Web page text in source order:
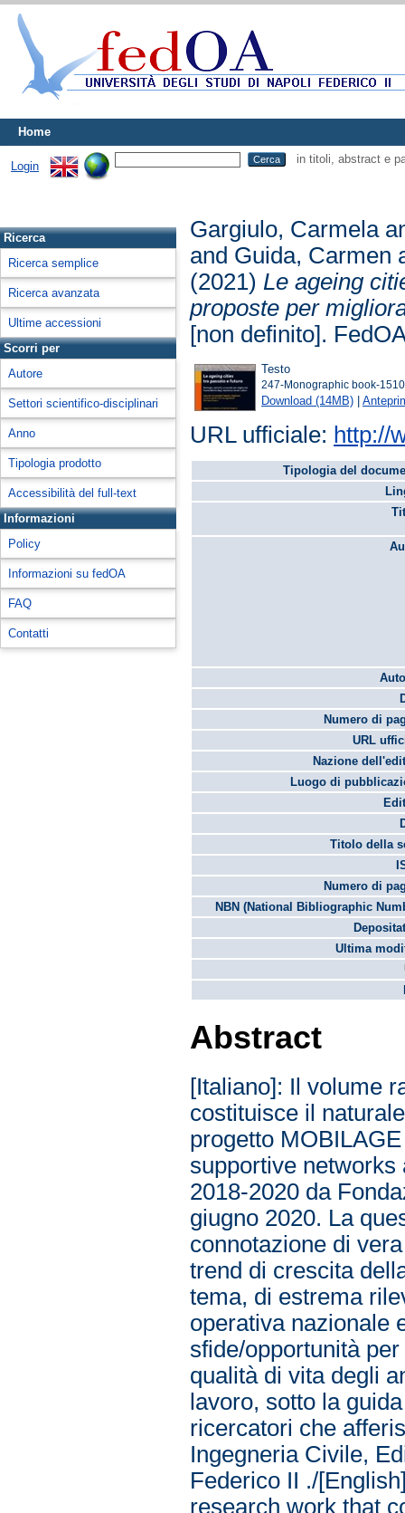
Home
Login
in titoli, abstract e
Ricerca
Ricerca semplice
Ricerca avanzata
Ultime accessioni
Scorri per
Autore
Settori scientifico-disciplinari
Anno
Tipologia prodotto
Accessibilità del full-text
Informazioni
Policy
Informazioni su fedOA
FAQ
Contatti
Gargiulo, Carmela
and Guida, Carmen
(2021) Le ageing
proposte per
[non definito].
Testo
247-Monographic book-
Download (14MB) |
URL ufficiale: http://
Tipologia del
Numero di
URL
Nazione
Luogo di
Titolo della
Numero di
NBN (National Bibliographic
Ultima
Abstract
[Italiano]: Il volume
costituisce il
progetto
supportive networks
2018-2020 da
giugno 2020. La
connotazione di
trend di crescita
tema, di estrema
operativa nazionale
sfide/opportunità
qualità di vita degli
lavoro, sotto la
ricercatori che
Ingegneria Civile,
Federico II ./
research work that